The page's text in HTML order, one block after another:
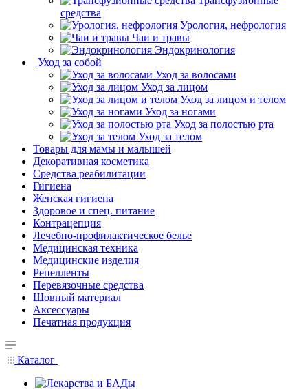
средства
Урология, нефрология
Чаи и травы
Эндокринология
Уход за собой
Уход за волосами
Уход за лицом
Уход за лицом и телом
Уход за ногами
Уход за полостью рта
Уход за телом
Товары для мамы и малышей
Декоративная косметика
Средства реабилитации
Гигиена
Женская гигиена
Здоровое и спец. питание
Контрацепция
Лечебно-профилактическое белье
Медицинская техника
Медицинские изделия
Репелленты
Перевязочные средства
Шовный материал
Аксессуары
Печатная продукция
Каталог